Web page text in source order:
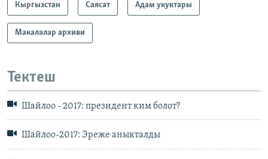
Кыргызстан Саясат Адам укуктары
Макалалар архиви
Тектеш
Шайлоо - 2017: президент ким болот?
Шайлоо-2017: Эреже аныкталды